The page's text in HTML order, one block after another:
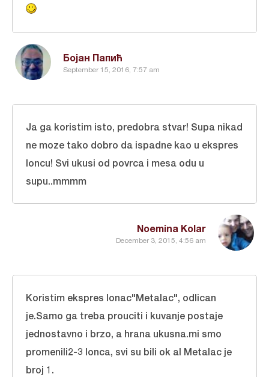
Бојан Папић
September 15, 2016, 7:57 am
Noemina Kolar
December 3, 2015, 4:56 am
Ja ga koristim isto, predobra stvar! Supa nikad
ne moze tako dobro da ispadne kao u ekspres
loncu! Svi ukusi od povrca i mesa odu u
supu..mmmm
Koristim ekspres lonac"Metalac", odlican
je.Samo ga treba prouciti i kuvanje postaje
jednostavno i brzo, a hrana ukusna.mi smo
promenili2-3 lonca, svi su bili ok al Metalac je
broj 1.